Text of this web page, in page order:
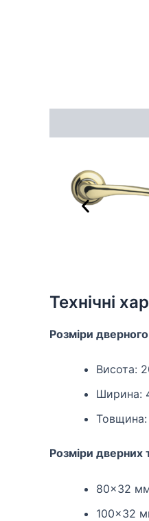
Технічні
Розміри
Висота:
Ширина:
Розміри дверних
80×32
100×32